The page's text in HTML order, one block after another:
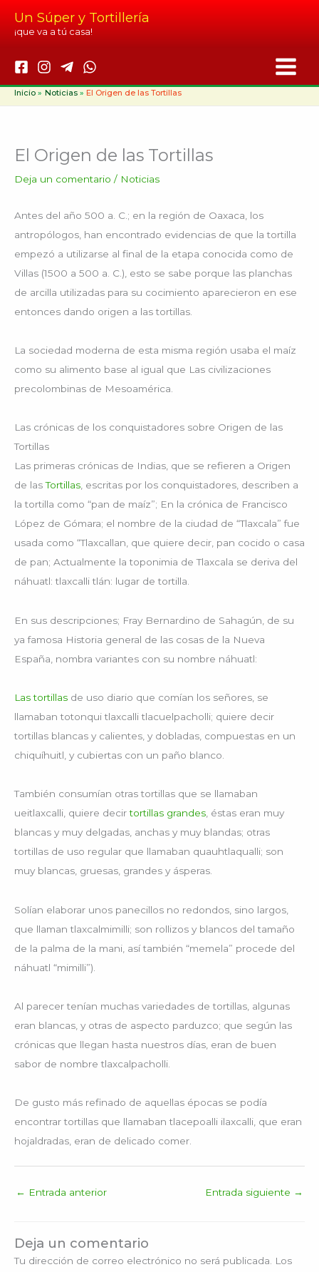
Un Súper y Tortillería
¡que va a tú casa!
Inicio Noticias El Origen de las Tortillas
El Origen de las Tortillas
Deja un comentario / Noticias
Antes del año 500 a. C.; en la región de Oaxaca, los
antropólogos, han encontrado evidencias de que la tortilla
empezó a utilizarse al final de la etapa conocida como de
Villas (1500 a 500 a. C.), esto se sabe porque las planchas
de arcilla utilizadas para su cocimiento aparecieron en ese
entonces dando origen a las tortillas.
La sociedad moderna de esta misma región usaba el maíz
como su alimento base al igual que Las civilizaciones
precolombinas de Mesoamérica.
Las crónicas de los conquistadores sobre Origen de las
Tortillas
Las primeras crónicas de Indias, que se refieren a Origen
de lasTortillas, escritas por los conquistadores, describen a
la tortilla como “pan de maíz”; En la crónica de Francisco
López de Gómara; el nombre de la ciudad de “Tlaxcala” fue
usada como “Tlaxcallan, que quiere decir, pan cocido o casa
de pan; Actualmente la toponimia de Tlaxcala se deriva del
náhuatl: tlaxcalli tlán: lugar de tortilla.
En sus descripciones; Fray Bernardino de Sahagún, de su
ya famosa Historia general de las cosas de la Nueva
España, nombra variantes con su nombre náhuatl:
Las tortillas de uso diario que comían los señores, se
llamaban totonqui tlaxcalli tlacuelpacholli; quiere decir
tortillas blancas y calientes, y dobladas, compuestas en un
chiquíhuitl, y cubiertas con un paño blanco.
También consumían otras tortillas que se llamaban
ueitlaxcalli, quiere decirtortillas grandes, éstas eran muy
blancas y muy delgadas, anchas y muy blandas; otras
tortillas de uso regular que llamaban quauhtlaqualli; son
muy blancas, gruesas, grandes y ásperas.
Solían elaborar unos panecillos no redondos, sino largos,
que llaman tlaxcalmimilli; son rollizos y blancos del tamaño
de la palma de la mani, así también “memela” procede del
náhuatl “mimilli”).
Al parecer tenían muchas variedades de tortillas, algunas
eran blancas, y otras de aspecto parduzco; que según las
crónicas que llegan hasta nuestros días, eran de buen
sabor de nombre tlaxcalpacholli.
De gusto más refinado de aquellas épocas se podía
encontrar tortillas que llamaban tlacepoalli ilaxcalli, que eran
hojaldradas, eran de delicado comer.
← Entrada anterior Entrada siguiente →
Deja un comentario
Tu dirección de correo electrónico no será publicada. Los